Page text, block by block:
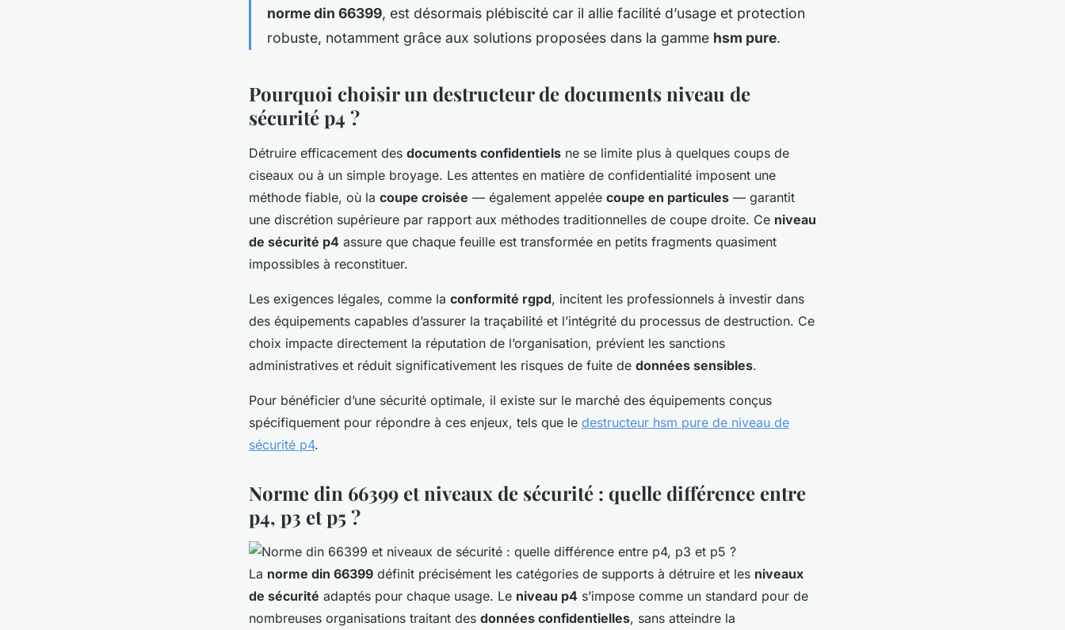
norme din 66399, est désormais plébiscité car il allie facilité d’usage et protection
robuste, notamment grâce aux solutions proposées dans la gamme hsm pure.
Pourquoi choisir un destructeur de documents niveau de
sécurité p4 ?
Détruire efficacement des documents confidentiels ne se limite plus à quelques coups de
ciseaux ou à un simple broyage. Les attentes en matière de confidentialité imposent une
méthode fiable, où la coupe croisée — également appelée coupe en particules — garantit
une discrétion supérieure par rapport aux méthodes traditionnelles de coupe droite. Ce niveau
de sécurité p4 assure que chaque feuille est transformée en petits fragments quasiment
impossibles à reconstituer.
Les exigences légales, comme la conformité rgpd, incitent les professionnels à investir dans
des équipements capables d’assurer la traçabilité et l’intégrité du processus de destruction. Ce
choix impacte directement la réputation de l’organisation, prévient les sanctions
administratives et réduit significativement les risques de fuite de données sensibles.
Pour bénéficier d’une sécurité optimale, il existe sur le marché des équipements conçus
spécifiquement pour répondre à ces enjeux, tels que le destructeur hsm pure de niveau de
sécurité p4.
Norme din 66399 et niveaux de sécurité : quelle différence entre
p4, p3 et p5 ?
La norme din 66399 définit précisément les catégories de supports à détruire et les niveaux
de sécurité adaptés pour chaque usage. Le niveau p4 s’impose comme un standard pour de
nombreuses organisations traitant des données confidentielles, sans atteindre la